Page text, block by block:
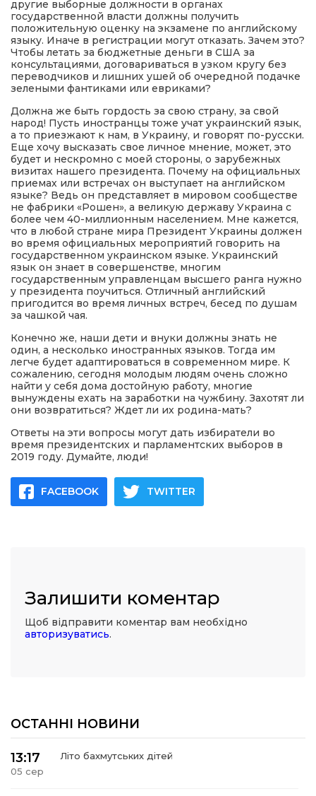
другие выборные должности в органах
государственной власти должны получить
положительную оценку на экзамене по английскому
языку. Иначе в регистрации могут отказать. Зачем это?
Чтобы летать за бюджетные деньги в США за
консультациями, договариваться в узком кругу без
переводчиков и лишних ушей об очередной подачке
зелеными фантиками или евриками?
Должна же быть гордость за свою страну, за свой
народ! Пусть иностранцы тоже учат украинский язык,
а то приезжают к нам, в Украину, и говорят по-русски.
Еще хочу высказать свое личное мнение, может, это
будет и нескромно с моей стороны, о зарубежных
визитах нашего президента. Почему на официальных
приемах или встречах он выступает на английском
языке? Ведь он представляет в мировом сообществе
не фабрики «Рошен», а великую державу Украина с
более чем 40-миллионным населением. Мне кажется,
что в любой стране мира Президент Украины должен
во время официальных мероприятий говорить на
государственном украинском языке. Украинский
язык он знает в совершенстве, многим
государственным управленцам высшего ранга нужно
у президента поучиться. Отличный английский
пригодится во время личных встреч, бесед по душам
за чашкой чая.
Конечно же, наши дети и внуки должны знать не
один, а несколько иностранных языков. Тогда им
легче будет адаптироваться в современном мире. К
сожалению, сегодня молодым людям очень сложно
найти у себя дома достойную работу, многие
вынуждены ехать на заработки на чужбину. Захотят ли
они возвратиться? Ждет ли их родина-мать?
Ответы на эти вопросы могут дать избиратели во
время президентских и парламентских выборов в
2019 году. Думайте, люди!
FACEBOOK TWITTER
Залишити коментар
Щоб відправити коментар вам необхідно
авторизуватись.
ОСТАННІ НОВИНИ
13:17
05 сер
Літо бахмутських дітей